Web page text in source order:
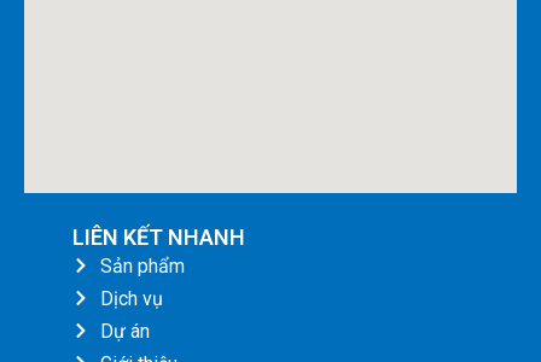
LIÊN KẾT NHANH
Sản phẩm
Dịch vụ
Dự án